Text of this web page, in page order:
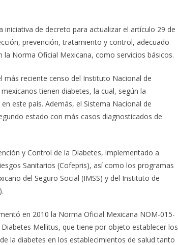
de decreto para actualizar el artículo 29 de
prevención, tratamiento y control, adecuado
Norma Oficial Mexicana, como servicios básicos.
más reciente censo del Instituto Nacional de
tienen diabetes, la cual, según la
este país. Además, el Sistema Nacional de
estado con más casos diagnosticados de
y Control de la Diabetes, implementado a
Sanitarios (Cofepris), así como los programas
del Seguro Social (IMSS) y del Instituto de
en 2010 la Norma Oficial Mexicana NOM-015-
Mellitus, que tiene por objeto establecer los
la diabetes en los establecimientos de salud tanto